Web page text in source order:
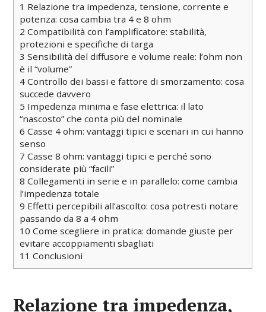
1 Relazione tra impedenza, tensione, corrente e
potenza: cosa cambia tra 4 e 8 ohm
2 Compatibilità con l’amplificatore: stabilità,
protezioni e specifiche di targa
3 Sensibilità del diffusore e volume reale: l’ohm non
è il “volume”
4 Controllo dei bassi e fattore di smorzamento: cosa
succede davvero
5 Impedenza minima e fase elettrica: il lato
“nascosto” che conta più del nominale
6 Casse 4 ohm: vantaggi tipici e scenari in cui hanno
senso
7 Casse 8 ohm: vantaggi tipici e perché sono
considerate più “facili”
8 Collegamenti in serie e in parallelo: come cambia
l’impedenza totale
9 Effetti percepibili all’ascolto: cosa potresti notare
passando da 8 a 4 ohm
10 Come scegliere in pratica: domande giuste per
evitare accoppiamenti sbagliati
11 Conclusioni
Relazione tra impedenza,